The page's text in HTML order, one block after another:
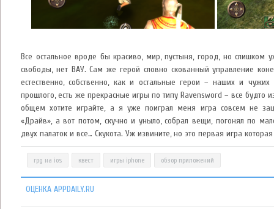
Все остальное вроде бы красиво, мир, пустыня, город, но слишком
свободы, нет ВАУ. Сам же герой словно скованный управление
естественно, собственно, как и остальные герои – наших и
прошлого, есть же прекрасные игры по типу Ravensword – все будто
общем хотите играйте, а я уже поиграл меня игра совсем не
«Драйв», а вот потом, скучно и уныло, собрал вещи, погонял по
двух палаток и все… Скукота. Уж извините, но это первая игра
rpg на ios квест игры iphone обзор приложений
ОЦЕНКА APPDAILY.RU